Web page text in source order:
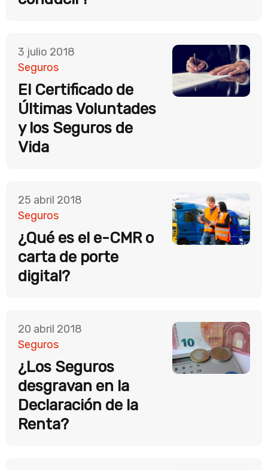
3 julio 2018
Seguros
El Certificado de
Últimas Voluntades
y los Seguros de
Vida
25 abril 2018
Seguros
¿Qué es el e-CMR o
carta de porte
digital?
20 abril 2018
Seguros
¿Los Seguros
desgravan en la
Declaración de la
Renta?